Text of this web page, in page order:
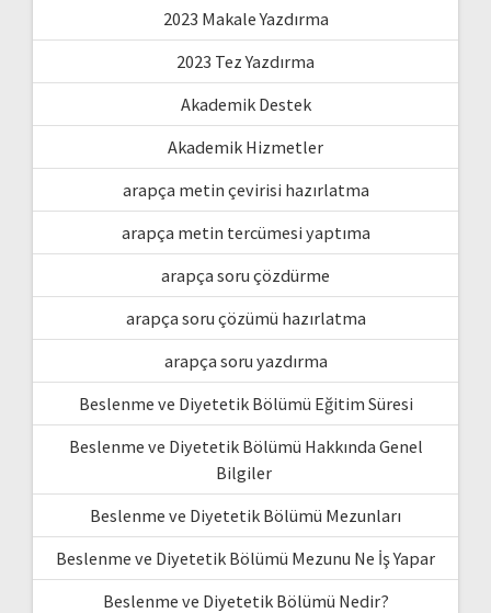
2023 Makale Yazdırma
2023 Tez Yazdırma
Akademik Destek
Akademik Hizmetler
arapça metin çevirisi hazırlatma
arapça metin tercümesi yaptıma
arapça soru çözdürme
arapça soru çözümü hazırlatma
arapça soru yazdırma
Beslenme ve Diyetetik Bölümü Eğitim Süresi
Beslenme ve Diyetetik Bölümü Hakkında Genel
Bilgiler
Beslenme ve Diyetetik Bölümü Mezunları
Beslenme ve Diyetetik Bölümü Mezunu Ne İş Yapar
Beslenme ve Diyetetik Bölümü Nedir?